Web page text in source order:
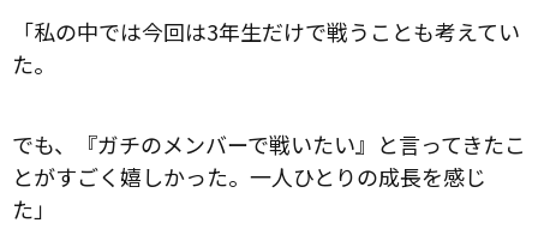
「私の中では今回は3年生だけで戦うことも考えてい
た。
でも、『ガチのメンバーで戦いたい』と言ってきたこ
とがすごく嬉しかった。一人ひとりの成長を感じ
た」